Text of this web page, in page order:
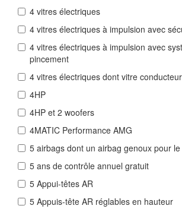
4 vitres électriques
4 vitres électriques à impulsion avec
4 vitres électriques à impulsion avec
pincement
4 vitres électriques dont vitre
4HP
4HP et 2 woofers
4MATIC Performance AMG
5 airbags dont un airbag genoux pour
5 ans de contrôle annuel gratuit
5 Appui-têtes AR
5 Appuis-tête AR réglables en hauteur